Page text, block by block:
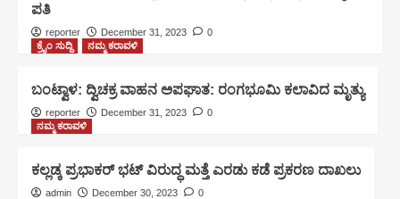
ಪತಿ
reporter December 31, 2023
0
ಕ್ರೈಂ ಸುದ್ದಿ
ನಮ್ಮ ಕರಾವಳಿ
ಬಂಟ್ವಾಳ: ದ್ವಿಚಕ್ರ ವಾಹನ ಅಪಘಾತ: ರಂಗಭೂಮಿ ಕಲಾವಿದ ಮೃತ್ಯು
reporter December 31, 2023
0
ನಮ್ಮ ಕರಾವಳಿ
ಕಲ್ಲಡ್ಕ ಪ್ರಭಾಕರ್ ಭಟ್ ವಿರುದ್ಧ ಮತ್ತೆ ಎರಡು ಕಡೆ ಪ್ರಕರಣ ದಾಖಲು
admin December 30, 2023
0